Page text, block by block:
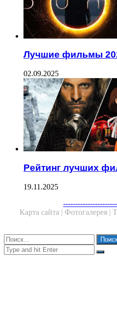
Лучшие фильмы
02.09.2025
Рейтинг лучших
19.11.2025
Карта сайта | Фотогалерея |
Close
Найти:
Close
Search